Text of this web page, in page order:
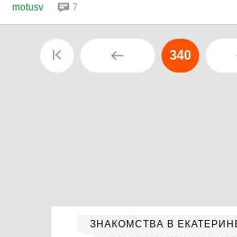
motusv 7
340
ЗНАКОМСТВА В